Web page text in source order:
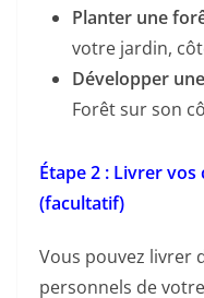
Planter une
votre jardin,
Développer
Forêt sur son
Étape 2 : Livrer
(facultatif)
Vous pouvez livrer
personnels de